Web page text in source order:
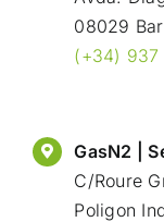
08029
(+34) 937
GasN2 |
C/Roure
Poligon